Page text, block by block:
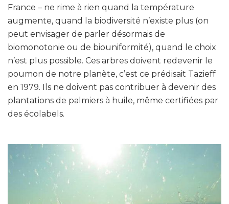
France – ne rime à rien quand la température
augmente, quand la biodiversité n’existe plus (on
peut envisager de parler désormais de
biomonotonie ou de biouniformité), quand le choix
n’est plus possible. Ces arbres doivent redevenir le
poumon de notre planète, c’est ce prédisait Tazieff
en 1979. Ils ne doivent pas contribuer à devenir des
plantations de palmiers à huile, même certifiées par
des écolabels.